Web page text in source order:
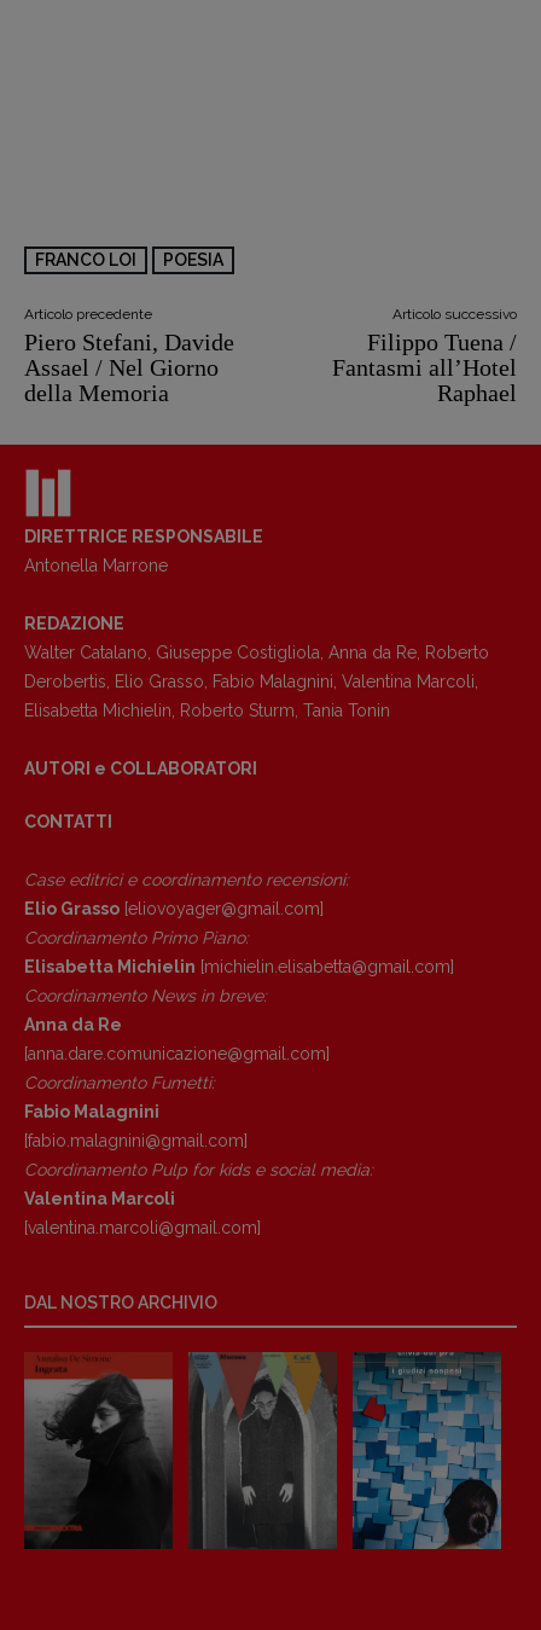
Copyright © 2018 – 2023 Pulp Magazine –
Tribunale Milano n° 5864/2023 – cod. fis.
97943720157 –Privacy
FRANCO LOI POESIA
Articolo precedente
Piero Stefani, Davide
Assael / Nel Giorno
della Memoria
Articolo successivo
Filippo Tuena /
Fantasmi all’Hotel
Raphael
DIRETTRICE RESPONSABILE
Antonella Marrone
REDAZIONE
Walter Catalano Giuseppe Costigliola Anna da Re Roberto
Derobertis
Elio Grasso Fabio Malagnini Valentina Marcoli
Elisabetta Michielin
Roberto Sturm Tania Tonin
AUTORI e COLLABORATORI
CONTATTI
Case editrici e coordinamento recensioni:
Elio Grasso [eliovoyager@gmail.com]
Coordinamento Primo Piano:
Elisabetta Michielin [michielin.elisabetta@gmail.com]
Coordinamento News in breve:
Anna da Re
[anna.dare.comunicazione@gmail. com]
Coordinamento Fumetti:
Fabio Malagnini
[fabio.malagnini@gmail. com]
Coordinamento Pulp for kids e social media:
Valentina Marcoli
[valentina.marcoli@gmail. com]
DAL NOSTRO ARCHIVIO